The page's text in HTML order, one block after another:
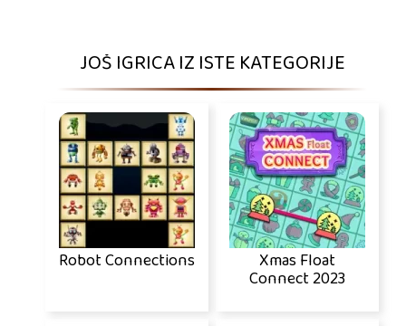
JOŠ IGRICA IZ ISTE KATEGORIJE
Robot Connections Xmas Float
Connect 2023